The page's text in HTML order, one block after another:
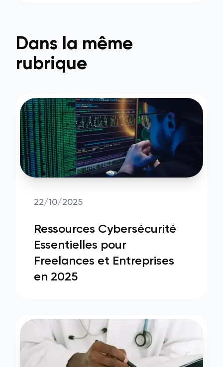
Dans la même
rubrique
22/10/2025
Ressources Cybersécurité
Essentielles pour
Freelances et Entreprises
en 2025